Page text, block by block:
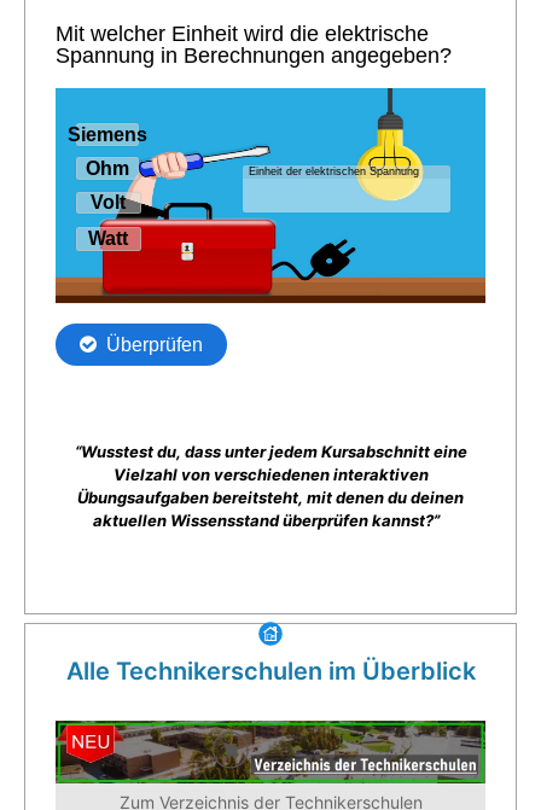
“Wusstest du, dass unter jedem Kursabschnitt eine
Vielzahl von verschiedenen interaktiven
Übungsaufgaben bereitsteht, mit denen du deinen
aktuellen Wissensstand überprüfen kannst?”
Alle Technikerschulen im Überblick
Zum Verzeichnis der Technikerschulen